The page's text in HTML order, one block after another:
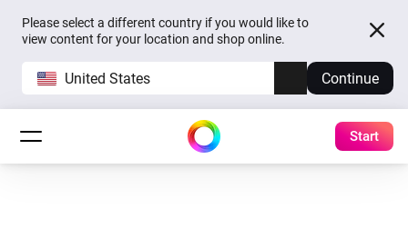
Please select a different country if you would like to
view content for your location and shop online.
United States Continue
Start